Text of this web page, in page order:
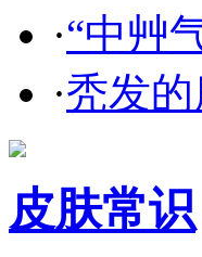
·“中艸
·秃发的
皮肤常识